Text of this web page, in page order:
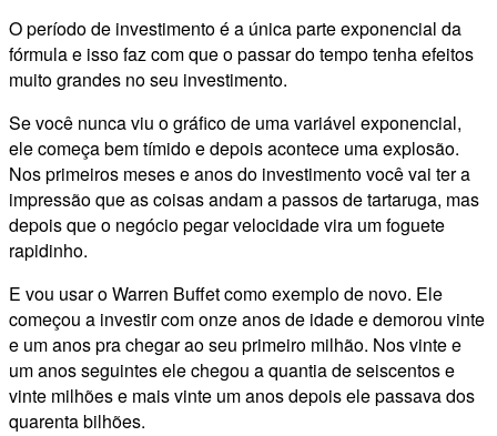
O período de investimento é a única parte exponencial da
fórmula e isso faz com que o passar do tempo tenha efeitos
muito grandes no seu investimento.
Se você nunca viu o gráfico de uma variável exponencial,
ele começa bem tímido e depois acontece uma explosão.
Nos primeiros meses e anos do investimento você vai ter a
impressão que as coisas andam a passos de tartaruga, mas
depois que o negócio pegar velocidade vira um foguete
rapidinho.
E vou usar o Warren Buffet como exemplo de novo. Ele
começou a investir com onze anos de idade e demorou vinte
e um anos pra chegar ao seu primeiro milhão. Nos vinte e
um anos seguintes ele chegou a quantia de seiscentos e
vinte milhões e mais vinte um anos depois ele passava dos
quarenta bilhões.